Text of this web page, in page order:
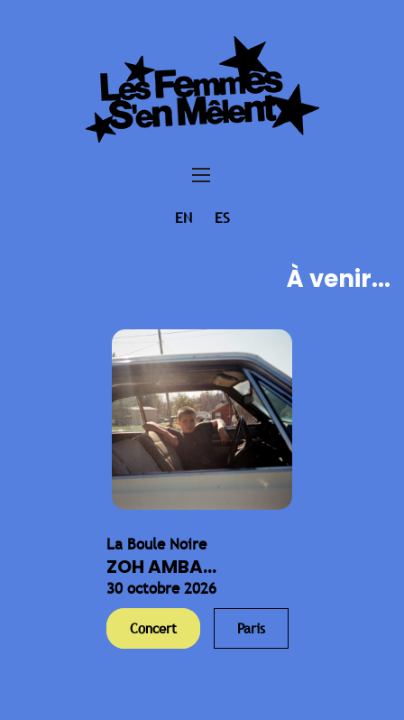
EN ES
À venir...
La Boule Noire
ZOH AMBA...
30 octobre 2026
Concert Paris